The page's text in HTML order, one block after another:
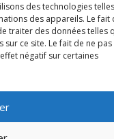
des technologies
des appareils. Le fait
traiter des données telles
ce site. Le fait de ne
négatif sur certaines